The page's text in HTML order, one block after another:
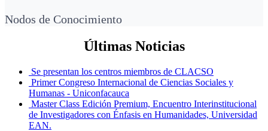
Nodos de Conocimiento
Últimas Noticias
Se presentan los centros miembros de CLACSO
Primer Congreso Internacional de Ciencias Sociales y
Humanas - Uniconfacauca
Master Class Edición Premium, Encuentro Interinstitucional
de Investigadores con Énfasis en Humanidades, Universidad
EAN.